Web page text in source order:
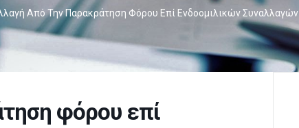
Από Την Παρακράτηση Φόρου Επί Ενδοομιλικών Συναλλαγών
φόρου επί